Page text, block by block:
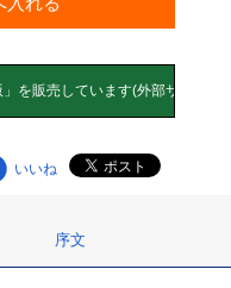
いいね
序文